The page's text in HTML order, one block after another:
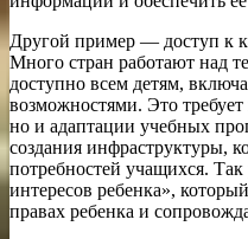
Другой пример — доступ к
Много стран работают над
доступно всем детям,
возможностями. Это
но и адаптации учебных
создания инфраструктуры,
потребностей учащихся.
интересов ребенка»,
правах ребенка и